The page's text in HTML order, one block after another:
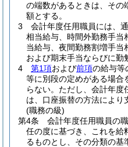
の端数があるときは、その
額とする。
3
会計年度任用職員には、
相当給与、時間外勤務手当
当給与、夜間勤務割増手当
および期末手当ならびに勤
4
第1項および前項の給与等
等に別段の定めがある場合
らない。 ただし、会計年度
は、口座振替の方法により
(職務の級)
第4条
会計年度任用職員の
任の度に基づき、これを給
るものとし、その分類の基